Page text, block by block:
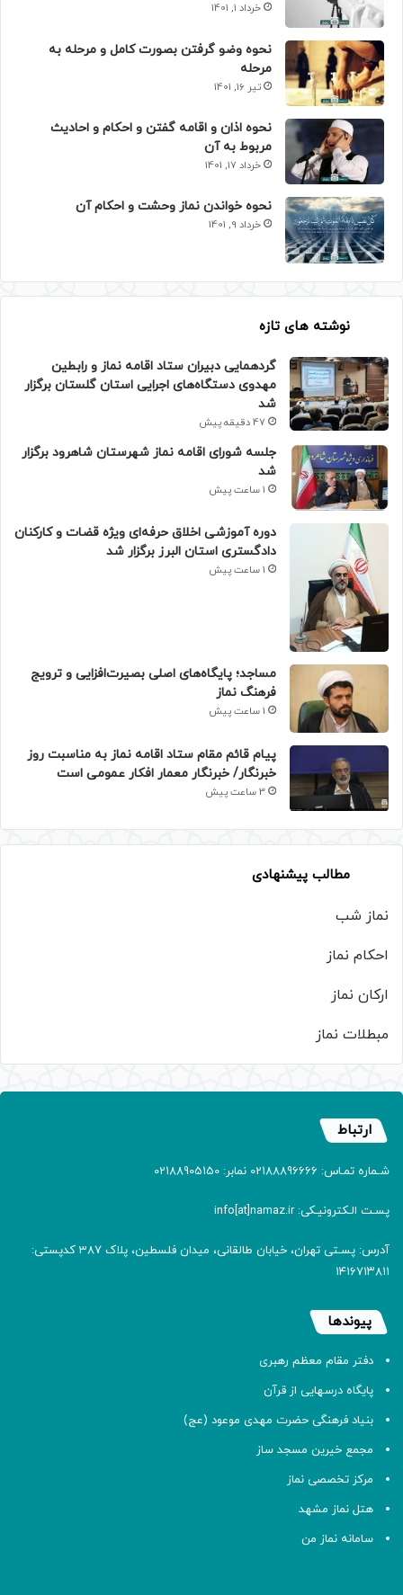
خرداد 1, 1401
نحوه وضو گرفتن بصورت کامل و مرحله به
مرحله
تیر 16, 1401
نحوه اذان و اقامه گفتن و احکام و احادیث
مربوط به آن
خرداد 17, 1401
نحوه خواندن نماز وحشت و احکام آن
خرداد 9, 1401
نوشته های تازه
گردهمایی دبیران ستاد اقامه نماز و رابطین
مهدوی دستگاه‌های اجرایی استان گلستان برگزار
شد
47 دقیقه پیش
جلسه شورای اقامه نماز شهرستان شاهرود برگزار
شد
1 ساعت پیش
دوره آموزشی اخلاق حرفه‌ای ویژه قضات و کارکنان
دادگستری استان البرز برگزار شد
1 ساعت پیش
​مساجد؛ پایگاه‌های اصلی بصیرت‌افزایی و ترویج
فرهنگ نماز
1 ساعت پیش
پیام قائم مقام ستاد اقامه نماز به مناسبت روز
خبرنگار/ خبرنگار معمار افکار عمومی است
3 ساعت پیش
مطالب پیشنهادی
نماز شب
احکام نماز
ارکان نماز
مبطلات نماز
ارتباط
شـماره تمـاس: 02188896666 نمابر: 02188905150
پسـت الـکترونیـکی: info[at]namaz.ir
آدرس: پسـتی تهران، خیابان طالقانی، میدان فلسطین، پلاک 387 کدپستی:
۱۴۱۶۷۱۳۸۱۱
پیوندها
دفتر مقام معظم رهبری
پایگاه درسهایی از قرآن
بنیاد فرهنگی حضرت مهدی موعود (عج)
مجمع خیرین مسجد ساز
مرکز تخصصی نماز
هتل نماز مشهد
سامانه نماز من